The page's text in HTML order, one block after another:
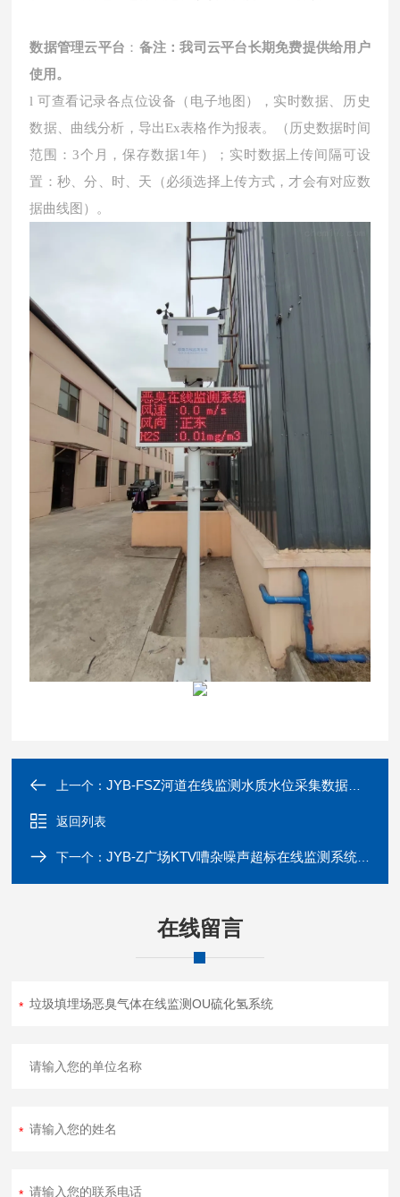
数据管理云平台 ： 备注：我司云平台长期免费提供给用户
使用。
l 可查看记录各点位设备（电子地图），实时数据、历史
数据、曲线分析，导出Ex表格作为报表。（历史数据时间
范围：3个月，保存数据1年）；实时数据上传间隔可设
置：秒、分、时、天（必须选择上传方式，才会有对应数
据曲线图）。
上一个：JYB-FSZ河道在线监测水质水位采集数据浮标式监测器
返回列表
下一个：JYB-Z广场KTV嘈杂噪声超标在线监测系统预警器
在线留言